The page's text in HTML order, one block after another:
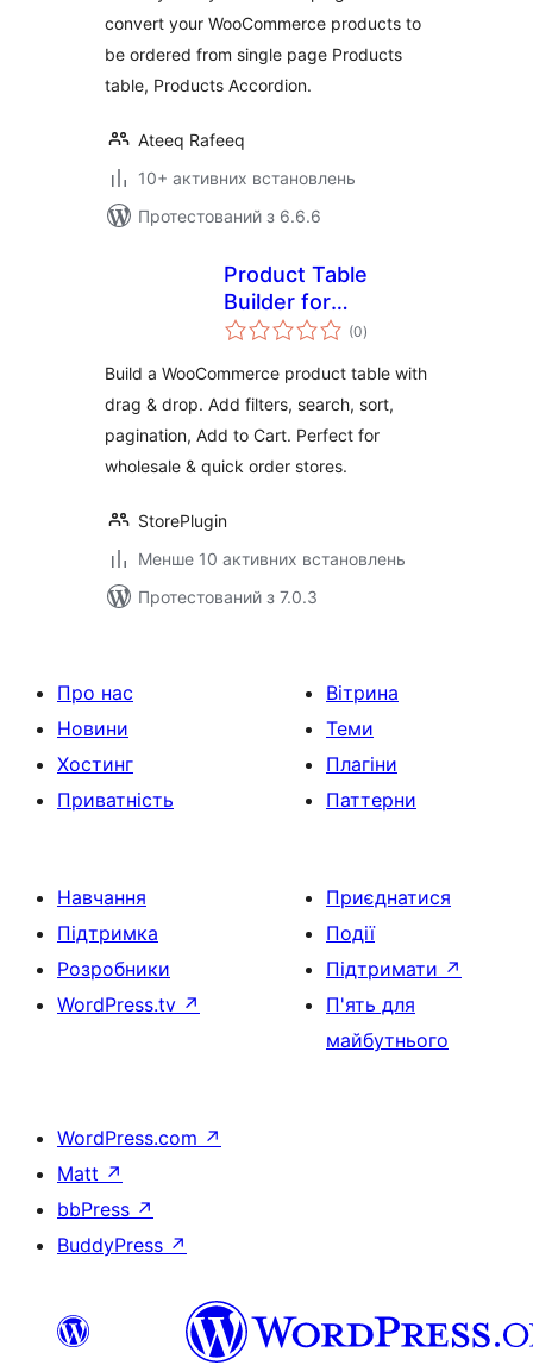
convert your WooCommerce products to
be ordered from single page Products
table, Products Accordion.
Ateeq Rafeeq
10+ активних встановлень
Протестований з 6.6.6
Product Table
Builder for
WooCommerce –
Product Table,
Wholesale Order
Form, Quick Order
Table
(0загальний
рейтинг
)
Build a WooCommerce product table with
drag & drop. Add filters, search, sort,
pagination, Add to Cart. Perfect for
wholesale & quick order stores.
StorePlugin
Менше 10 активних встановлень
Протестований з 7.0.3
Про нас
Новини
Хостинг
Приватність
Вітрина
Теми
Плагіни
Паттерни
Навчання
Підтримка
Розробники
WordPress.tv ↗
Приєднатися
Події
Підтримати ↗
П'ять для
майбутнього
WordPress.com ↗
Matt ↗
bbPress ↗
BuddyPress ↗